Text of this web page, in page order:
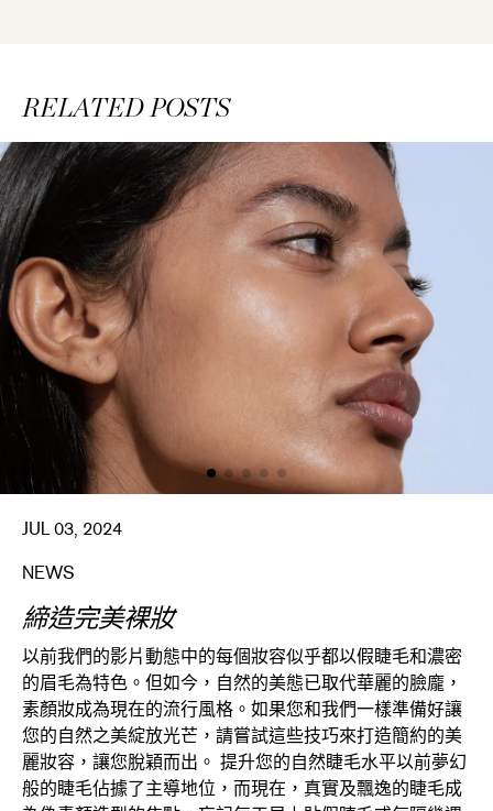
RELATED POSTS
JUL 03, 2024
NEWS
締造完美裸妝
以前我們的影片動態中的每個妝容似乎都以假睫毛和濃密
的眉毛為特色。但如今，自然的美態已取代華麗的臉龐，
素顏妝成為現在的流行風格。如果您和我們一樣準備好讓
您的自然之美綻放光芒，請嘗試這些技巧來打造簡約的美
麗妝容，讓您脫穎而出。 提升您的自然睫毛水平以前夢幻
般的睫毛佔據了主導地位，而現在，真實及飄逸的睫毛成